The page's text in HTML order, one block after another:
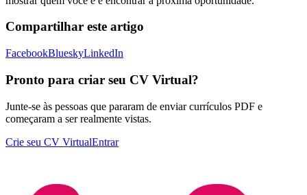
Compartilhar este artigo
FacebookBlueskyLinkedIn
Pronto para criar seu CV Virtual?
Junte-se às pessoas que pararam de enviar currículos PDF e
começaram a ser realmente vistas.
Crie seu CV VirtualEntrar